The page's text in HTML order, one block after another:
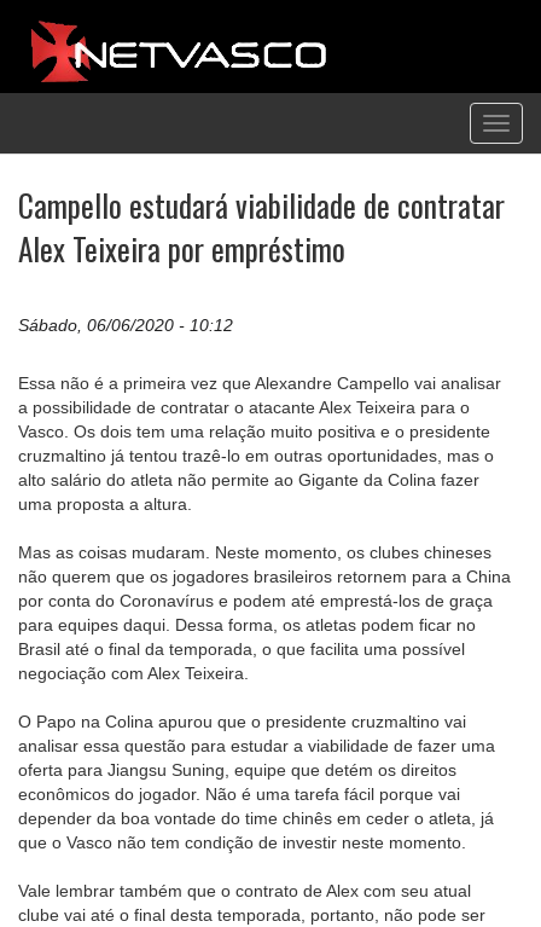
Campello estudará viabilidade de contratar
Alex Teixeira por empréstimo
Sábado, 06/06/2020 - 10:12
Essa não é a primeira vez que Alexandre Campello vai analisar
a possibilidade de contratar o atacante Alex Teixeira para o
Vasco. Os dois tem uma relação muito positiva e o presidente
cruzmaltino já tentou trazê-lo em outras oportunidades, mas o
alto salário do atleta não permite ao Gigante da Colina fazer
uma proposta a altura.
Mas as coisas mudaram. Neste momento, os clubes chineses
não querem que os jogadores brasileiros retornem para a China
por conta do Coronavírus e podem até emprestá-los de graça
para equipes daqui. Dessa forma, os atletas podem ficar no
Brasil até o final da temporada, o que facilita uma possível
negociação com Alex Teixeira.
O Papo na Colina apurou que o presidente cruzmaltino vai
analisar essa questão para estudar a viabilidade de fazer uma
oferta para Jiangsu Suning, equipe que detém os direitos
econômicos do jogador. Não é uma tarefa fácil porque vai
depender da boa vontade do time chinês em ceder o atleta, já
que o Vasco não tem condição de investir neste momento.
Vale lembrar também que o contrato de Alex com seu atual
clube vai até o final desta temporada, portanto, não pode ser